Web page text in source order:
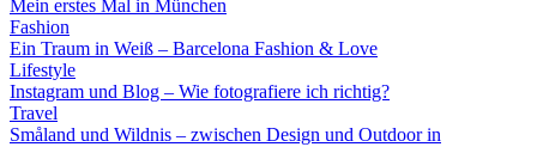
Mein erstes Mal in München
Fashion
Ein Traum in Weiß – Barcelona Fashion & Love
Lifestyle
Instagram und Blog – Wie fotografiere ich richtig?
Travel
Småland und Wildnis – zwischen Design und Outdoor in